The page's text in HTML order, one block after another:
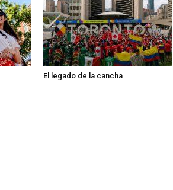
El legado de la cancha